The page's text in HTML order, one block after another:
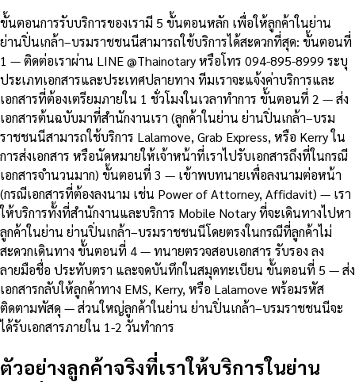
ขั้นตอนการรับบริการของเรามี 5 ขั้นตอนหลัก เพื่อให้ลูกค้าในย่าน
ย่านปิ่นเกล้า–บรมราชชนนีสามารถใช้บริการได้สะดวกที่สุด: ขั้นตอนที่
1 — ติดต่อเราผ่าน LINE @Thainotary หรือโทร 094-895-8999 ระบุ
ประเภทเอกสารและประเทศปลายทาง ทีมเราจะแจ้งค่าบริการและ
เอกสารที่ต้องเตรียมภายใน 1 ชั่วโมงในเวลาทำการ ขั้นตอนที่ 2 — ส่ง
เอกสารต้นฉบับมาที่สำนักงานเรา (ลูกค้าในย่าน ย่านปิ่นเกล้า–บรม
ราชชนนีสามารถใช้บริการ Lalamove, Grab Express, หรือ Kerry ใน
การส่งเอกสาร หรือนัดหมายให้เจ้าหน้าที่เราไปรับเอกสารถึงที่ในกรณี
เอกสารจำนวนมาก) ขั้นตอนที่ 3 — เข้าพบทนายเพื่อลงนามต่อหน้า
(กรณีเอกสารที่ต้องลงนาม เช่น Power of Attorney, Affidavit) — เรา
ให้บริการทั้งที่สำนักงานและบริการ Mobile Notary ที่จะเดินทางไปหา
ลูกค้าในย่าน ย่านปิ่นเกล้า–บรมราชชนนีโดยตรงในกรณีที่ลูกค้าไม่
สะดวกเดินทาง ขั้นตอนที่ 4 — ทนายตรวจสอบเอกสาร รับรอง ลง
ลายมือชื่อ ประทับตรา และจดบันทึกในสมุดทะเบียน ขั้นตอนที่ 5 — ส่ง
เอกสารกลับให้ลูกค้าทาง EMS, Kerry, หรือ Lalamove พร้อมรหัส
ติดตามพัสดุ — ส่วนใหญ่ลูกค้าในย่าน ย่านปิ่นเกล้า–บรมราชชนนีจะ
ได้รับเอกสารภายใน 1-2 วันทำการ
ตัวอย่างลูกค้าจริงที่เราให้บริการในย่าน